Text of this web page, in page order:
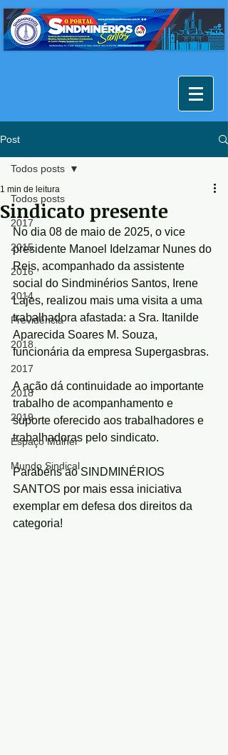
Post
Todos posts
2017
2015
2016
2014
Previdência
2018
2017
2018
2019
Espaço Mulher
Mundo Sindical
Todos posts
Sindicato presente
1 min de leitura
No dia 08 de maio de 2025, o vice
presidente Manoel Idelzamar Nunes do
Reis, acompanhado da assistente
social do Sindminérios Santos, Irene
Lajes, realizou mais uma visita a uma
trabalhadora afastada: a Sra. Itanilde
Aparecida Soares M. Souza,
funcionária da empresa Supergasbras.
A ação dá continuidade ao importante
trabalho de acompanhamento e
suporte oferecido aos trabalhadores e
trabalhadoras pelo sindicato.
Parabéns ao SINDMINÉRIOS
SANTOS por mais essa iniciativa
exemplar em defesa dos direitos da
categoria!